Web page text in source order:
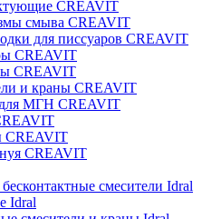
CREAVIT
смыва CREAVIT
для писсуаров CREAVIT
CREAVIT
CREAVIT
и краны CREAVIT
МГН CREAVIT
CREAVIT
CREAVIT
смесители Idral
Idral